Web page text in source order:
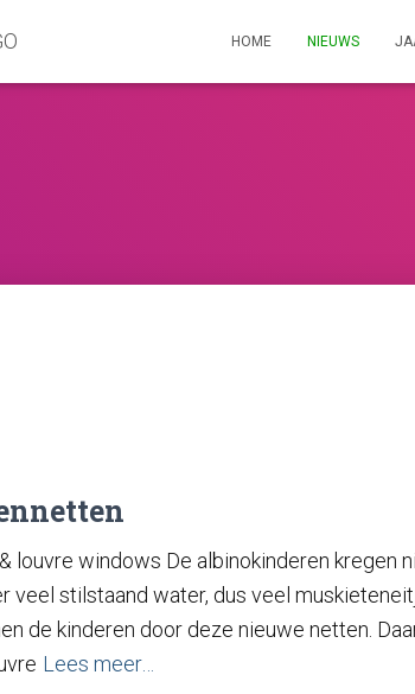
HOME NIEUWS
louvre windows De albinokinderen kregen
veel stilstaand water, dus veel
de kinderen door deze nieuwe netten.
Lees meer…